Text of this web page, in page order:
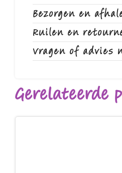
Bezorgen en
Ruilen en
Vragen of advies
Gerelateerde